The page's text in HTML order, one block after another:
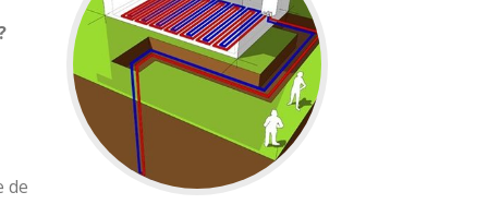
de